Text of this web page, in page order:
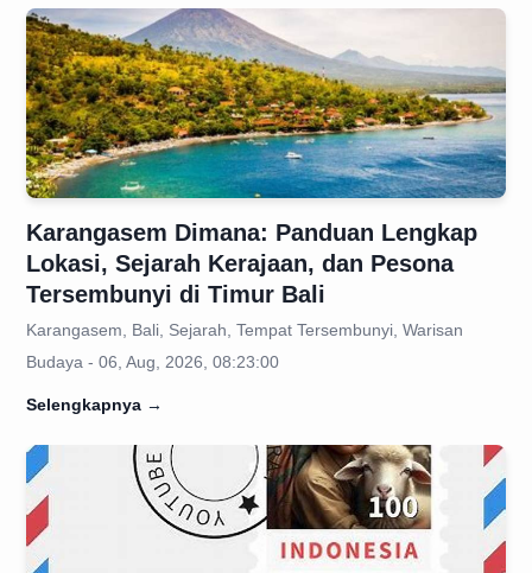
Karangasem Dimana: Panduan Lengkap
Lokasi, Sejarah Kerajaan, dan Pesona
Tersembunyi di Timur Bali
Karangasem, Bali, Sejarah, Tempat Tersembunyi, Warisan
Budaya - 06, Aug, 2026, 08:23:00
Selengkapnya →